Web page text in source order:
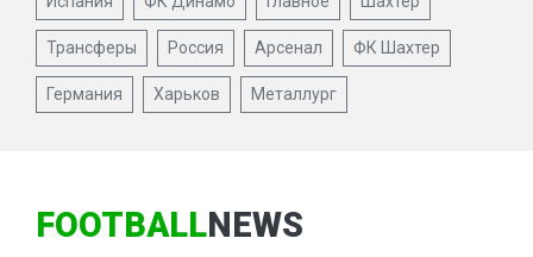
Трансферы Россия Арсенал ФК Шахтер
Германия Харьков Металлург
FOOTBALLNEWS